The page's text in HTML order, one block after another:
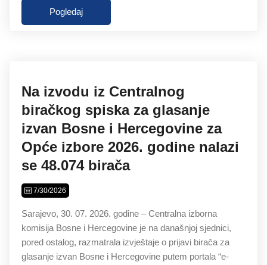
Pogledaj
Na izvodu iz Centralnog
biračkog spiska za glasanje
izvan Bosne i Hercegovine za
Opće izbore 2026. godine nalazi
se 48.074 birača
7/30/2026
Sarajevo, 30. 07. 2026. godine – Centralna izborna
komisija Bosne i Hercegovine je na današnjoj sjednici,
pored ostalog, razmatrala izvještaje o prijavi birača za
glasanje izvan Bosne i Hercegovine putem portala “e-